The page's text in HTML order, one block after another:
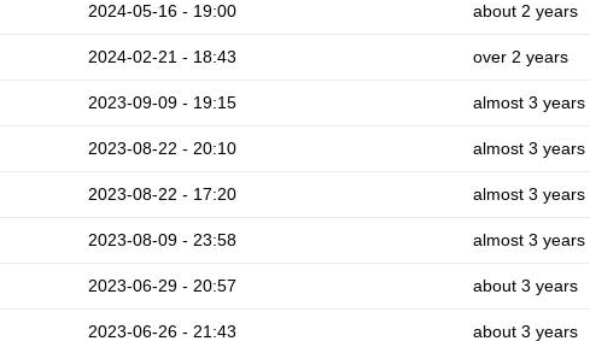
2024-05-16 - 19:00 about 2 years
2024-02-21 - 18:43 over 2 years
2023-09-09 - 19:15 almost 3 years
2023-08-22 - 20:10 almost 3 years
2023-08-22 - 17:20 almost 3 years
2023-08-09 - 23:58 almost 3 years
2023-06-29 - 20:57 about 3 years
2023-06-26 - 21:43 about 3 years